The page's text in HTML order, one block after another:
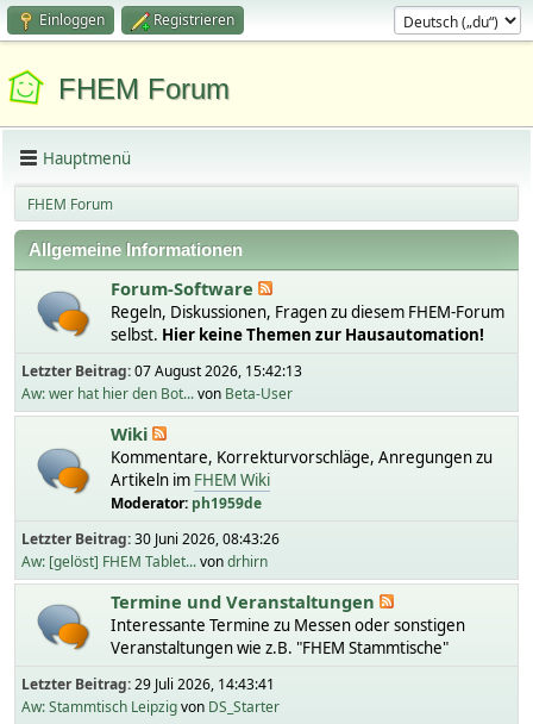
Einloggen Registrieren
FHEM Forum
Hauptmenü
FHEM Forum
Allgemeine Informationen
Forum-Software
Regeln, Diskussionen, Fragen zu diesem FHEM-Forum
selbst. Hier keine Themen zur Hausautomation!
Letzter Beitrag:07 August 2026, 15:42:13
Aw: wer hat hier den Bot...von Beta-User
Wiki
Kommentare, Korrekturvorschläge, Anregungen zu
Artikeln im FHEM Wiki
Moderator: ph1959de
Letzter Beitrag:30 Juni 2026, 08:43:26
Aw: [gelöst] FHEM Tablet...vondrhirn
Termine und Veranstaltungen
Interessante Termine zu Messen oder sonstigen
Veranstaltungen wie z.B. "FHEM Stammtische"
Letzter Beitrag:29 Juli 2026, 14:43:41
Aw: Stammtisch Leipzigvon DS_Starter